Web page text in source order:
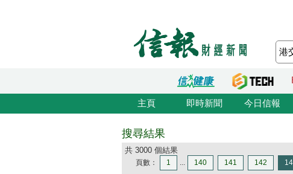
主頁 即時新聞 今日信報
搜尋結果
共 3000 個結果
頁數： 1 ... 140 141 142